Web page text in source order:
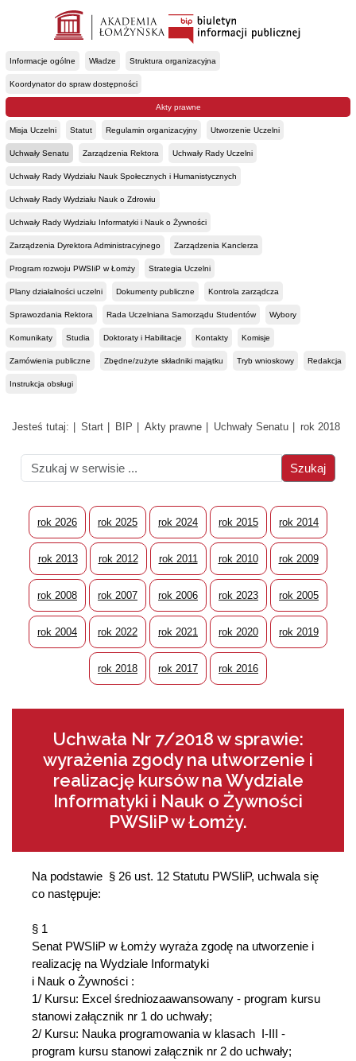
Informacje ogólne Władze Struktura organizacyjna
Koordynator do spraw dostępności
Akty prawne
Misja Uczelni Statut Regulamin organizacyjny Utworzenie Uczelni
Uchwały Senatu Zarządzenia Rektora Uchwały Rady Uczelni
Uchwały Rady Wydziału Nauk Społecznych i Humanistycznych
Uchwały Rady Wydziału Nauk o Zdrowiu
Uchwały Rady Wydziału Informatyki i Nauk o Żywności
Zarządzenia Dyrektora Administracyjnego Zarządzenia Kanclerza
Program rozwoju PWSIiP w Łomży Strategia Uczelni
Plany działalności uczelni Dokumenty publiczne Kontrola zarządcza
Sprawozdania Rektora Rada Uczelniana Samorządu Studentów Wybory
Komunikaty Studia Doktoraty i Habilitacje Kontakty Komisje
Zamówienia publiczne Zbędne/zużyte składniki majątku Tryb wnioskowy Redakcja
Instrukcja obsługi
Jesteś tutaj: Start BIP Akty prawne Uchwały Senatu rok 2018
rok 2026 rok 2025 rok 2024 rok 2015 rok 2014
rok 2013 rok 2012 rok 2011 rok 2010 rok 2009
rok 2008 rok 2007 rok 2006 rok 2023 rok 2005
rok 2004 rok 2022 rok 2021 rok 2020 rok 2019
rok 2018 rok 2017 rok 2016
Uchwała Nr 7/2018 w sprawie:
wyrażenia zgody na utworzenie i
realizację kursów na Wydziale
Informatyki i Nauk o Żywności
PWSIiP w Łomży.
Na podstawie § 26 ust. 12 Statutu PWSIiP, uchwala się
co następuje:
§ 1
Senat PWSIiP w Łomży wyraża zgodę na utworzenie i
realizację na Wydziale Informatyki
i Nauk o Żywności :
1/ Kursu: Excel średniozaawansowany - program kursu
stanowi załącznik nr 1 do uchwały;
2/ Kursu: Nauka programowania w klasach I-III -
program kursu stanowi załącznik nr 2 do uchwały;